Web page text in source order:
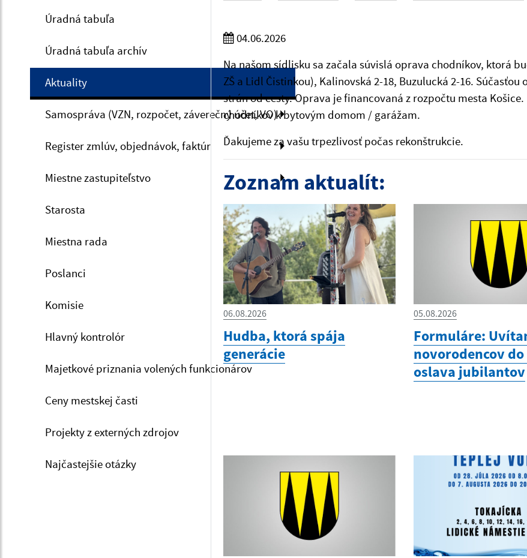
Úradná tabuľa
Úradná tabuľa archív
Aktuality
Samospráva (VZN, rozpočet, záverečný účet, VO)
Register zmlúv, objednávok, faktúr
Miestne zastupiteľstvo
Starosta
Miestna rada
Poslanci
Komisie
Hlavný kontrolór
Majetkové priznania volených funkcionárov
Ceny mestskej časti
Projekty z externých zdrojov
Najčastejšie otázky
04.06.2026
Na našom sídlisku sa začala súvislá oprava chodníkov, ktorá
ZŠ a Lidl Čistinkou), Kalinovská 2-18, Buzulucká 2-16.
strán od cesty. Oprava je financovaná z rozpočtu mesta
chodníkov k bytovým domom / garážam.
Ďakujeme za vašu trpezlivosť počas rekonštrukcie.
Zoznam aktualít:
06.08.2026
Hudba, ktorá spája
generácie
05.08.2026
Formuláre:
novorodencov
oslava jubilantov